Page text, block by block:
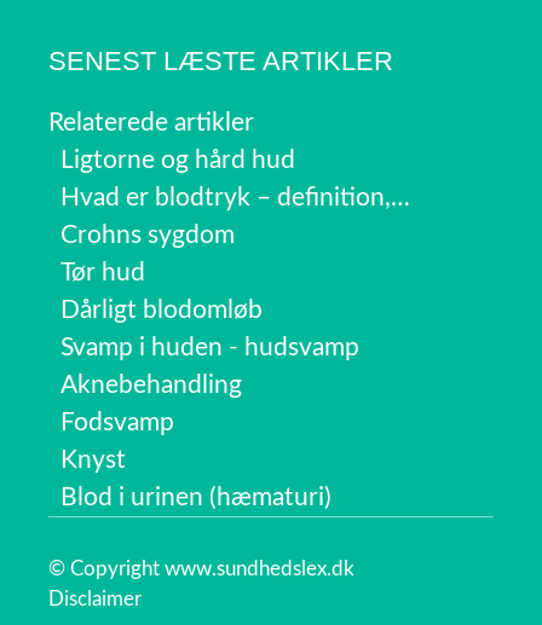
SENEST LÆSTE ARTIKLER
Relaterede artikler
Ligtorne og hård hud
Hvad er blodtryk – definition,…
Crohns sygdom
Tør hud
Dårligt blodomløb
Svamp i huden - hudsvamp
Aknebehandling
Fodsvamp
Knyst
Blod i urinen (hæmaturi)
© Copyright www.sundhedslex.dk
Disclaimer